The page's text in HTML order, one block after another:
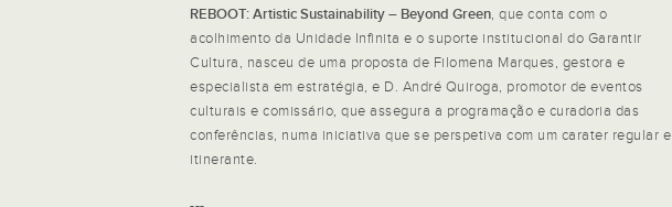
REBOOT: Artistic Sustainability – Beyond Green, que conta com o
acolhimento da Unidade Infinita e o suporte institucional do Garantir
Cultura, nasceu de uma proposta de Filomena Marques, gestora e
especialista em estratégia, e D. André Quiroga, promotor de eventos
culturais e comissário, que assegura a programação e curadoria das
conferências, numa iniciativa que se perspetiva com um carater regular e
itinerante.